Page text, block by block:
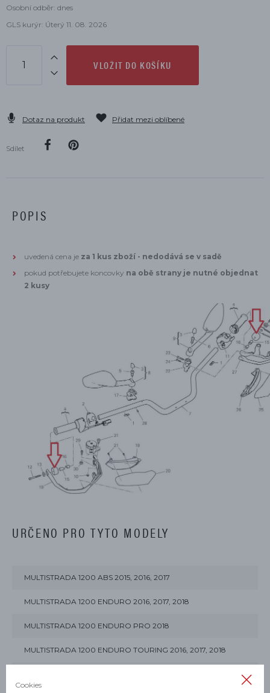
Osobní odběr: dnes
GLS kurýr: Úterý 11. 08. 2026
VLOŽIT DO KOŠÍKU
Dotaz na produkt Přidat mezi oblíbené
Sdílet
POPIS
uvedená cena je za 1 kus zboží - nedodává se v sadě
pokud potřebujete koncovky na obě strany je nutné objednat
2 kusy
URČENO PRO TYTO MODELY
MULTISTRADA 1200 ABS 2015, 2016, 2017
MULTISTRADA 1200 ENDURO 2016, 2017, 2018
MULTISTRADA 1200 ENDURO PRO 2018
MULTISTRADA 1200 ENDURO TOURING 2016, 2017, 2018
Cookies